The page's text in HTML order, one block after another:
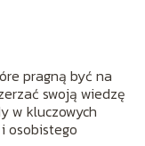
pragną być na
swoją wiedzę
w kluczowych
osobistego